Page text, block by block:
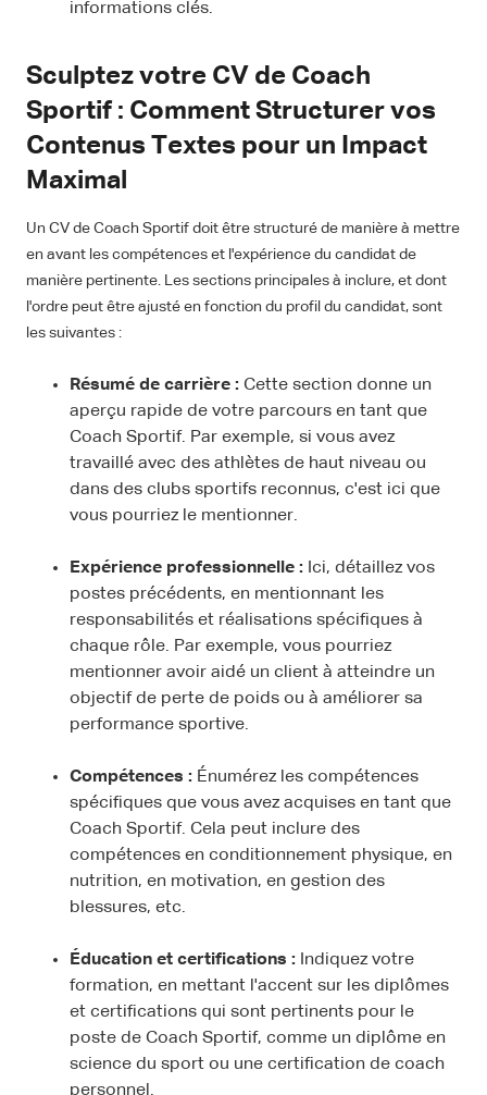
informations clés.
Sculptez votre CV de Coach
Sportif : Comment Structurer vos
Contenus Textes pour un Impact
Maximal
Un CV de Coach Sportif doit être structuré de manière à mettre
en avant les compétences et l'expérience du candidat de
manière pertinente. Les sections principales à inclure, et dont
l'ordre peut être ajusté en fonction du profil du candidat, sont
les suivantes :
Résumé de carrière : Cette section donne un
aperçu rapide de votre parcours en tant que
Coach Sportif. Par exemple, si vous avez
travaillé avec des athlètes de haut niveau ou
dans des clubs sportifs reconnus, c'est ici que
vous pourriez le mentionner.
Expérience professionnelle : Ici, détaillez vos
postes précédents, en mentionnant les
responsabilités et réalisations spécifiques à
chaque rôle. Par exemple, vous pourriez
mentionner avoir aidé un client à atteindre un
objectif de perte de poids ou à améliorer sa
performance sportive.
Compétences : Énumérez les compétences
spécifiques que vous avez acquises en tant que
Coach Sportif. Cela peut inclure des
compétences en conditionnement physique, en
nutrition, en motivation, en gestion des
blessures, etc.
Éducation et certifications : Indiquez votre
formation, en mettant l'accent sur les diplômes
et certifications qui sont pertinents pour le
poste de Coach Sportif, comme un diplôme en
science du sport ou une certification de coach
personnel.